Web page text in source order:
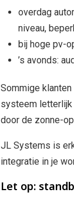
overdag
niveau,
bij hoge pv-
’s avonds:
Sommige
systeem letterlijk
door de zonne-
JL Systems is
integratie in je
Let op: